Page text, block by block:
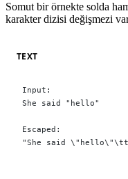
Somut bir örnekte solda
karakter dizisi değişmezi
TEXT
Input:
Escaped:
"She said